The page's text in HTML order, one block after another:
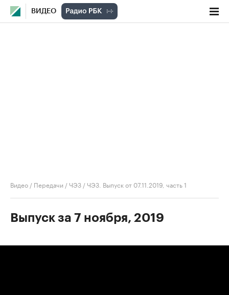
ВИДЕО
Видео / Передачи /ЧЭЗ /ЧЭЗ. Выпуск от 07.11.2019, часть 1
Выпуск за 7 ноября, 2019